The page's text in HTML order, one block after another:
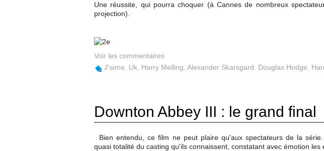
Une réussite, qui pourra choquer (à Cannes de nombreux
projection).
Voir les commentaires
J'aime
Uk Harry Melling Alexander Skarsgard Douglas Hodge
Downton Abbey III : le grand final
Bien entendu, ce film ne peut plaire qu'aux spectateurs de la
quasi totalité du casting qu'ils connaissent, constatant avec émotion